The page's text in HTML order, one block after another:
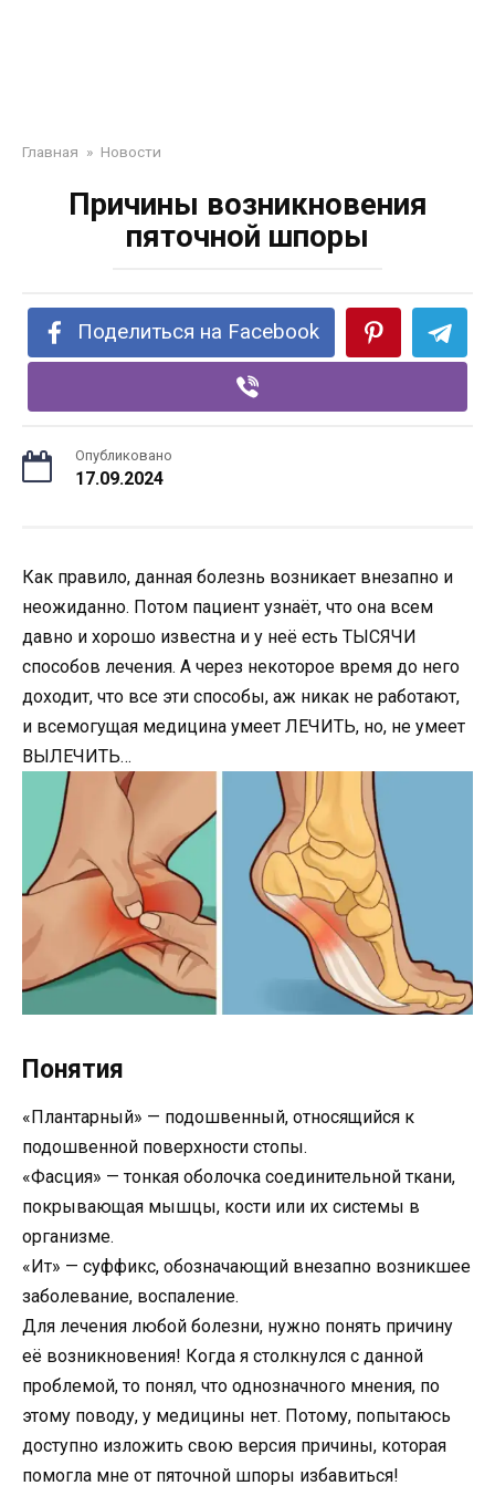
Главная » Новости
Причины возникновения
пяточной шпоры
Поделиться на Facebook
Опубликовано
17.09.2024
Как правило, данная болезнь возникает внезапно и
неожиданно. Потом пациент узнаёт, что она всем
давно и хорошо известна и у неё есть ТЫСЯЧИ
способов лечения. А через некоторое время до него
доходит, что все эти способы, аж никак не работают,
и всемогущая медицина умеет ЛЕЧИТЬ, но, не умеет
ВЫЛЕЧИТЬ…
Понятия
«Плантарный» — подошвенный, относящийся к
подошвенной поверхности стопы.
«Фасция» — тонкая оболочка соединительной ткани,
покрывающая мышцы, кости или их системы в
организме.
«Ит» — суффикс, обозначающий внезапно возникшее
заболевание, воспаление.
Для лечения любой болезни, нужно понять причину
её возникновения! Когда я столкнулся с данной
проблемой, то понял, что однозначного мнения, по
этому поводу, у медицины нет. Потому, попытаюсь
доступно изложить свою версия причины, которая
помогла мне от пяточной шпоры избавиться!